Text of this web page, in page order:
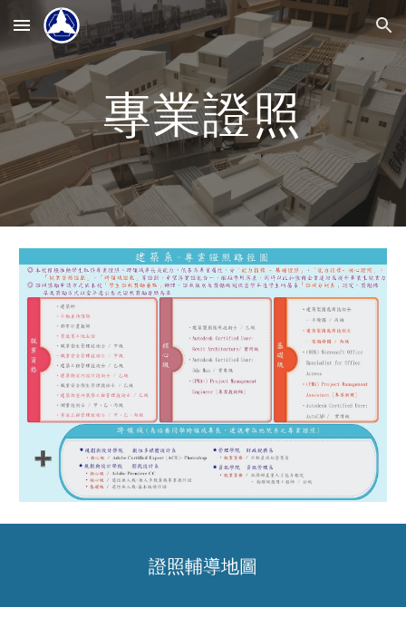
Skip to main content Skip to navigation
專業證照
證照輔導地圖